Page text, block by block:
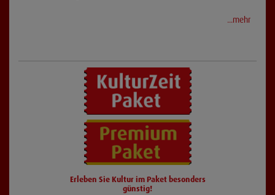
...mehr
Erleben Sie Kultur im Paket besonders
günstig!